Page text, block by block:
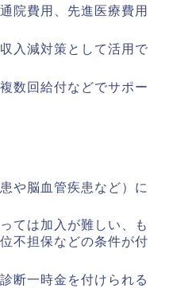
院費用、先進医療費用
入減対策として活用で
数回給付などでサポー
や脳血管疾患など）に
ては加入が難しい、も
不担保などの条件が付
断一時金を付けられる